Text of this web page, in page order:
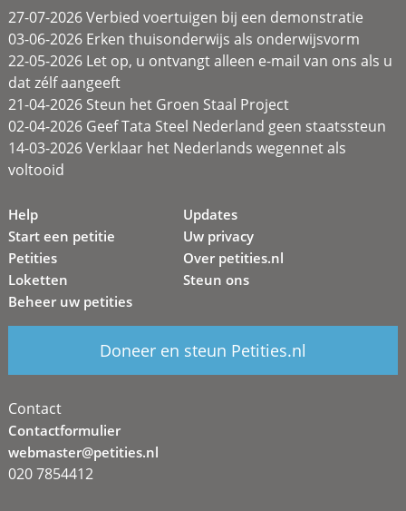
27-07-2026 Verbied voertuigen bij een demonstratie
03-06-2026 Erken thuisonderwijs als onderwijsvorm
22-05-2026 Let op, u ontvangt alleen e-mail van ons als u
dat zélf aangeeft
21-04-2026 Steun het Groen Staal Project
02-04-2026 Geef Tata Steel Nederland geen staatssteun
14-03-2026 Verklaar het Nederlands wegennet als
voltooid
Help
Start een petitie
Petities
Loketten
Beheer uw petities
Updates
Uw privacy
Over petities.nl
Steun ons
Doneer en steun Petities.nl
Contact
Contactformulier
webmaster@petities.nl
020 7854412